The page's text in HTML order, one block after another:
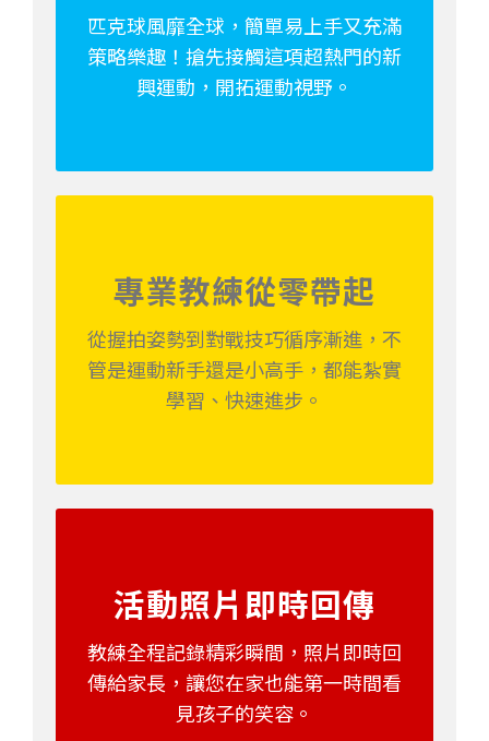
匹克球風靡全球，簡單易上手又充滿
策略樂趣！搶先接觸這項超熱門的新
興運動，開拓運動視野。
專業教練從零帶起
從握拍姿勢到對戰技巧循序漸進，不
管是運動新手還是小高手，都能紮實
學習、快速進步。
活動照片即時回傳
教練全程記錄精彩瞬間，照片即時回
傳給家長，讓您在家也能第一時間看
見孩子的笑容。